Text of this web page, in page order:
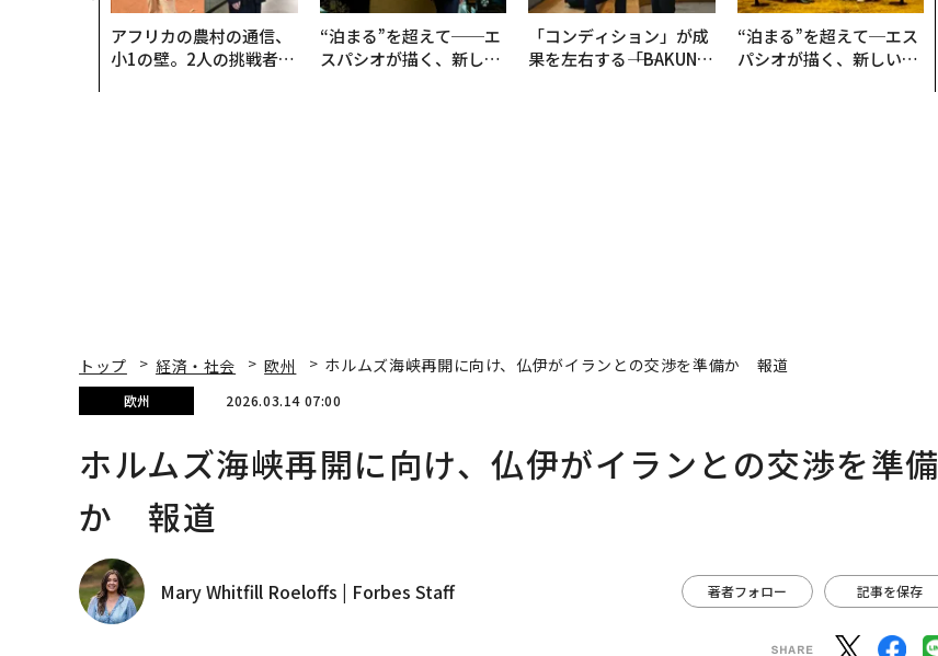
アフリカの農村の通信、
小1の壁。2人の挑戦者が
“泊まる”を超えて──エ
スパシオが描く、新しい
「コンディション」が成
果を左右する――「BAKUN
“泊まる”を超えて─エス
パシオが描く、新しい日
トップ 経済・社会 欧州 ホルムズ海峡再開に向け、仏伊がイランとの交渉を準備か 報道
欧州 2026.03.14 07:00
ホルムズ海峡再開に向け、仏伊がイランとの交渉を準備
か 報道
Mary Whitfill Roeloffs | Forbes Staff 著者フォロー 記事を保存